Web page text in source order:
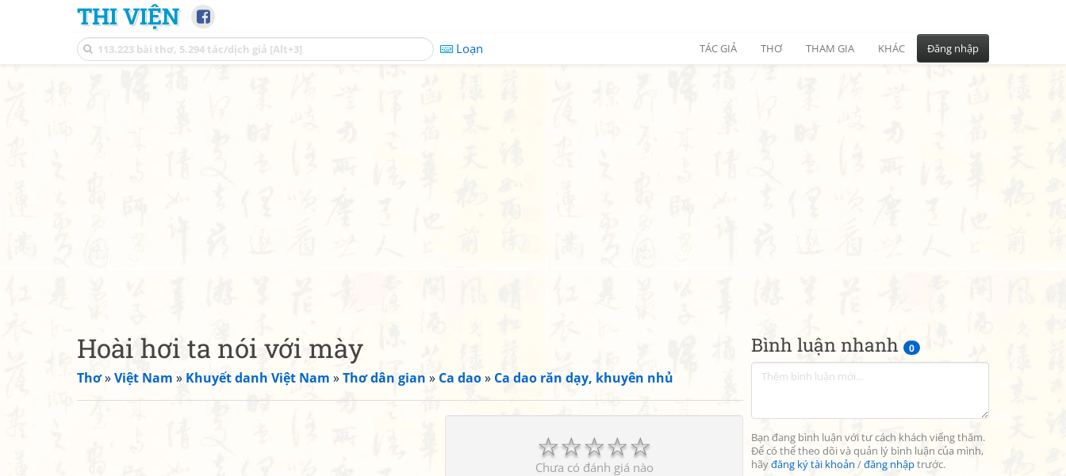
THI VIỆN
Loạn TÁC GIẢ THƠ THAM GIA KHÁC Đăng nhập
Bình luận nhanh 0
Bạn đang bình luận với tư cách khách viếng thăm.
Để có thể theo dõi và quản lý bình luận của mình,
hãyđăng ký tài khoản /đăng nhậptrước.
Hoài hơi ta nói với mày
Thơ»Việt Nam » Khuyết danh Việt Nam »Thơ dân gian » Ca dao» Ca dao răn dạy, khuyên nhủ
☆
☆
☆
☆
☆
Chưa có đánh giá nào